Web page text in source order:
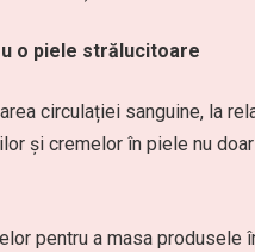
o piele strălucitoare
circulației sanguine, la
și cremelor în piele nu
pentru a masa produsele